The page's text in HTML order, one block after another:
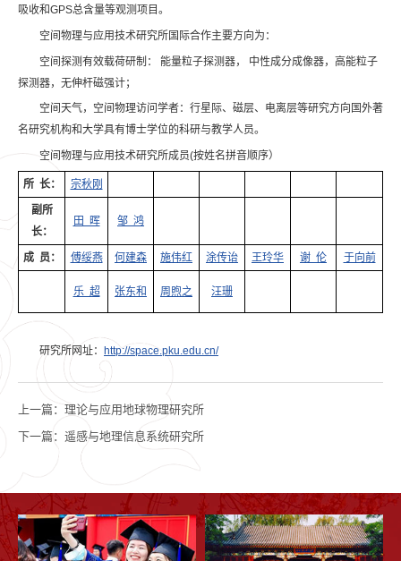
吸收和GPS总含量等观测项目。
空间物理与应用技术研究所国际合作主要方向为：
空间探测有效载荷研制： 能量粒子探测器， 中性成分成像器，高能粒子
探测器，无伸杆磁强计；
空间天气，空间物理访问学者：行星际、磁层、电离层等研究方向国外著
名研究机构和大学具有博士学位的科研与教学人员。
空间物理与应用技术研究所成员(按姓名拼音顺序）
所 长： 宗秋刚
副所
长：
田 晖 邹 鸿
成 员： 傅绥燕 何建森 施伟红 涂传诒 王玲华 谢 伦 于向前
乐 超 张东和 周煦之 汪珊
研究所网址： http://space.pku.edu.cn/
上一篇： 理论与应用地球物理研究所
下一篇： 遥感与地理信息系统研究所